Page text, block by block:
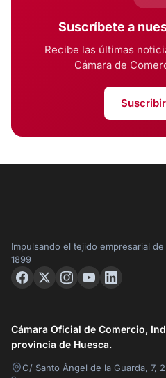
Suscríbete a
Recibe las últimas
Cámara de
Impulsando el tejido empresarial
1899
Cámara Oficial de Comercio,
provincia de Huesca.
C/ Santo Ángel de la Guarda, 7,